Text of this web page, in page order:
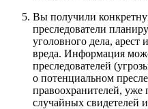
Вы получили
преследователи
уголовного дела, арест
вреда. Информация
преследователей
о потенциальном
правоохранителей, уже
случайных свидетелей